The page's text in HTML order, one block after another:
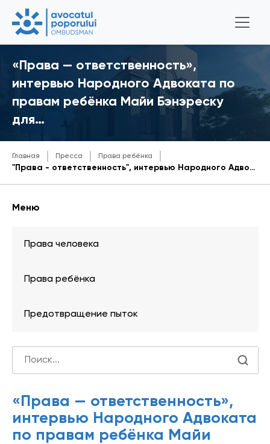
«Права — ответственность»,
интервью Народного Адвоката по
правам ребёнка Майи Бэнэреску
для…
Главная Пресса Права ребёнка
"Права - ответственность", интервью Народного Адвоката по правам ребёнка Майи Бэнэреску для Информационного портала правосудия
«Права — ответственность»,
интервью Народного Адвоката
по правам ребёнка Майи
Меню
Права человека
Права ребёнка
Предотвращение пыток